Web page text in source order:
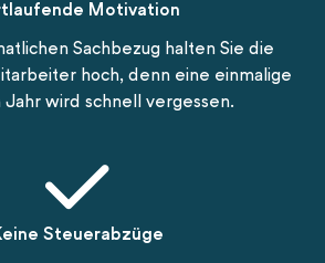
Motivation
Sachbezug halten Sie die
hoch, denn eine einmalige
Jahr wird schnell vergessen.
Steuerabzüge